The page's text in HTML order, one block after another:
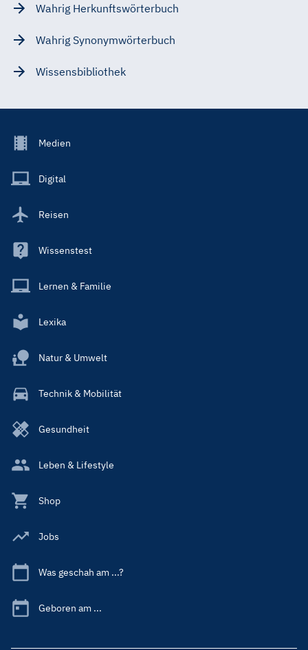
Wahrig Herkunftswörterbuch
Wahrig Synonymwörterbuch
Wissensbibliothek
Footer
Main
Medien
Digital
Reisen
Wissenstest
Lernen & Familie
Lexika
Natur & Umwelt
Technik & Mobilität
Gesundheit
Leben & Lifestyle
Shop
Jobs
Was geschah am ...?
Geboren am ...